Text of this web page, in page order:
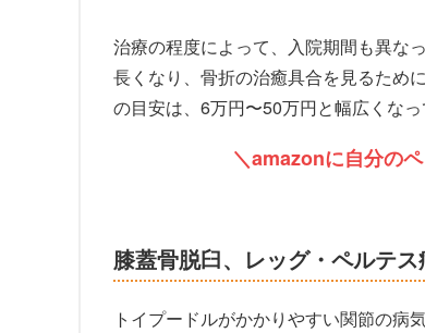
治療の程度によって、入院期間も異な
長くなり、骨折の治癒具合を見るため
の目安は、6万円〜50万円と幅広くなっ
＼amazonに自分の
膝蓋骨脱臼、レッグ・ペルテス
トイプードルがかかりやすい関節の病